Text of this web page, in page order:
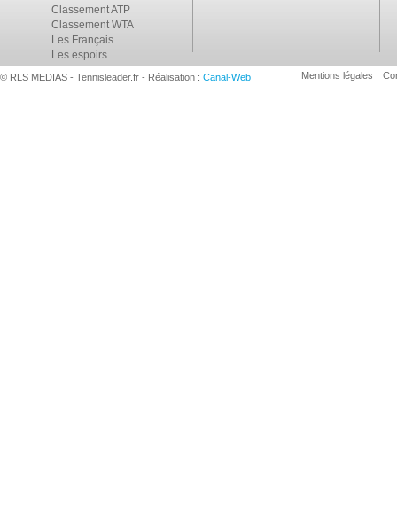
Classement ATP
Classement WTA
Les Français
Les espoirs
© RLS MEDIAS - Tennisleader.fr - Réalisation : Canal-Web Mentions légales